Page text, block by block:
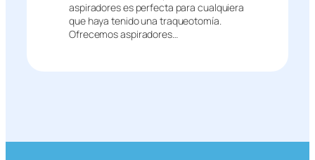
aspiradores es perfecta para cualquiera
que haya tenido una traqueotomía.
Ofrecemos aspiradores…